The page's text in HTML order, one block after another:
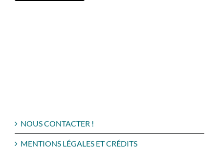
NOUS CONTACTER !
MENTIONS LÉGALES ET CRÉDITS